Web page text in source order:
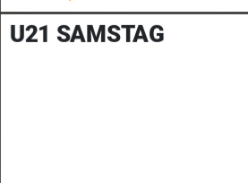
U21 SAMSTAG